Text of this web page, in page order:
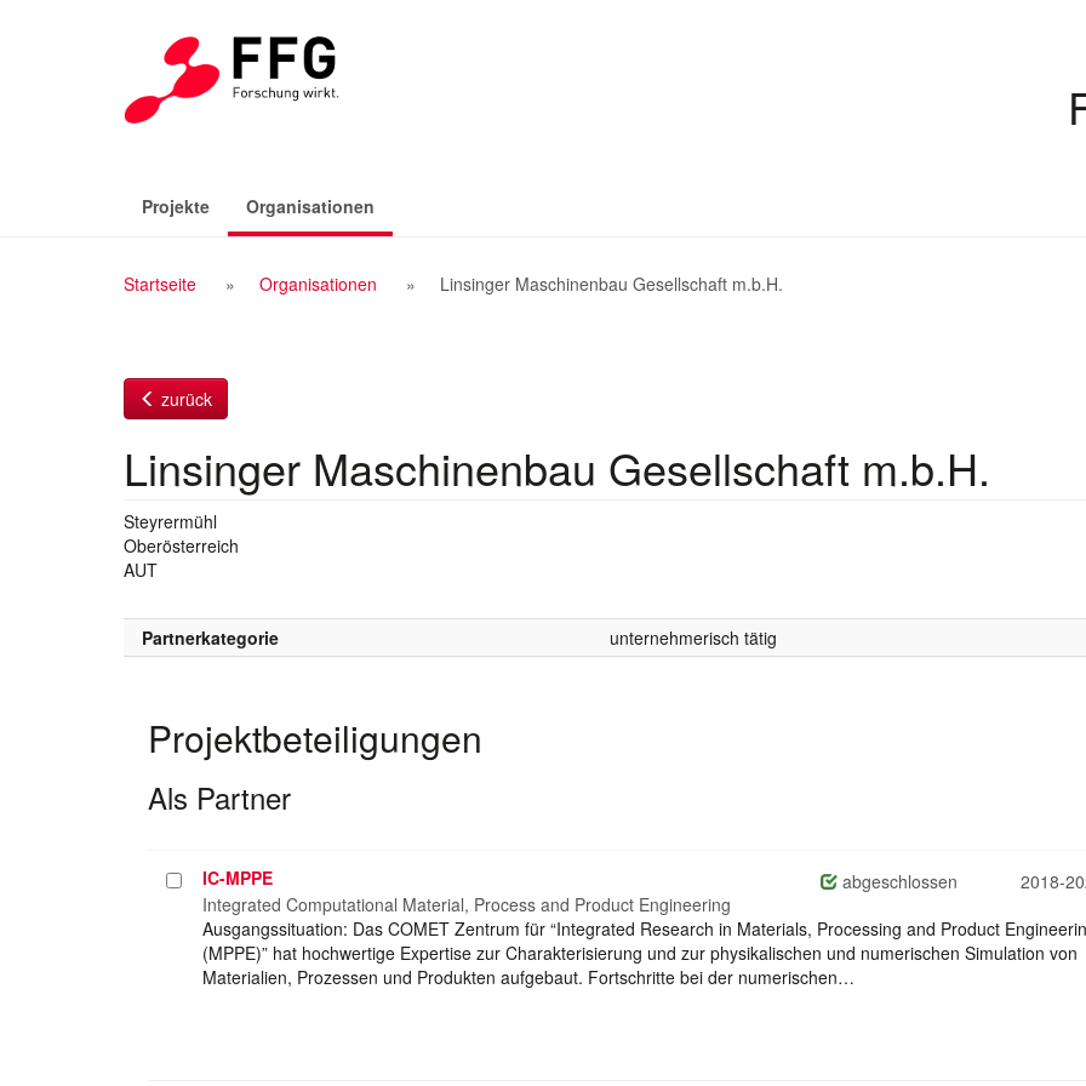
Projekte Organisationen
Breadcrumb
Startseite Organisationen Linsinger Maschinenbau Gesellschaft m.b.H.
zurück
Linsinger Maschinenbau Gesellschaft m.b.H.
Steyrermühl
Oberösterreich
AUT
Partnerkategorie unternehmerisch tätig
Projektbeteiligungen
Als Partner
Projekt
auswählen
IC-MPPE abgeschlossen
2018-
Integrated Computational Material, Process and Product Engineering
Ausgangssituation: Das COMET Zentrum für “Integrated Research in Materials, Processing and Product
(MPPE)” hat hochwertige Expertise zur Charakterisierung und zur physikalischen und numerischen Simulation von
Materialien, Prozessen und Produkten aufgebaut. Fortschritte bei der numerischen…